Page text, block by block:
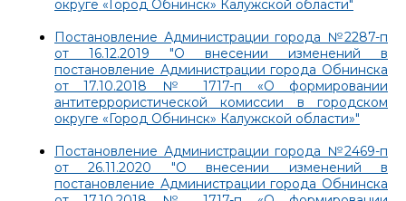
округе «Город Обнинск» Калужской области"
Постановление Администрации города №2287-п
от 16.12.2019 "О внесении изменений в
постановление Администрации города Обнинска
от 17.10.2018 № 1717-п «О формировании
антитеррористической комиссии в городском
округе «Город Обнинск» Калужской области»"
Постановление Администрации города №2469-п
от 26.11.2020 "О внесении изменений в
постановление Администрации города Обнинска